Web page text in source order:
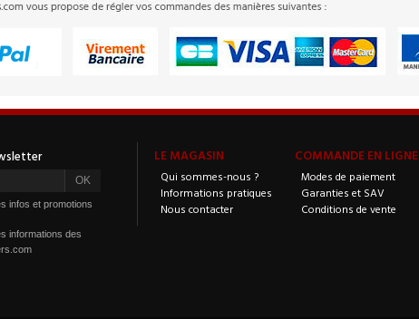
LE MAGASIN
Qui sommes-nous ?
Informations pratiques
Nous contacter
COMMANDE EN LIGNE
Modes de paiement
Garanties et SAV
Conditions de vente
infos et promotions
informations des